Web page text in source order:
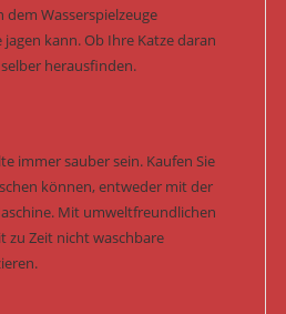
dem Wasserspielzeuge
kann. Ob Ihre Katze daran
herausfinden.
immer sauber sein. Kaufen Sie
können, entweder mit der
Mit umweltfreundlichen
zu Zeit nicht waschbare